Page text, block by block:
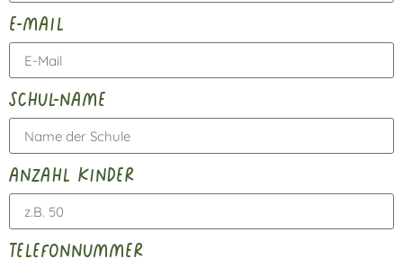
e-mail
schul-name
anzahl kinder
telefonnummer